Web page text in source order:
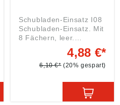
Schubladen-Einsatz I08
Schubladen-Einsatz. Mit
8 Fächern, leer.
Angaben gemäß
Produktsicherheitsveror
dnung ((EU) 2023/998):
Eisenhändler GmbH,
EDE Platz 1, 42389
Wuppertal, DE,
4,88 €*
6,10 €* (20% gespart)